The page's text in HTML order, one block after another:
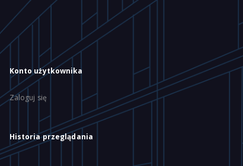
Konto użytkownika
Zaloguj się
Historia przeglądania